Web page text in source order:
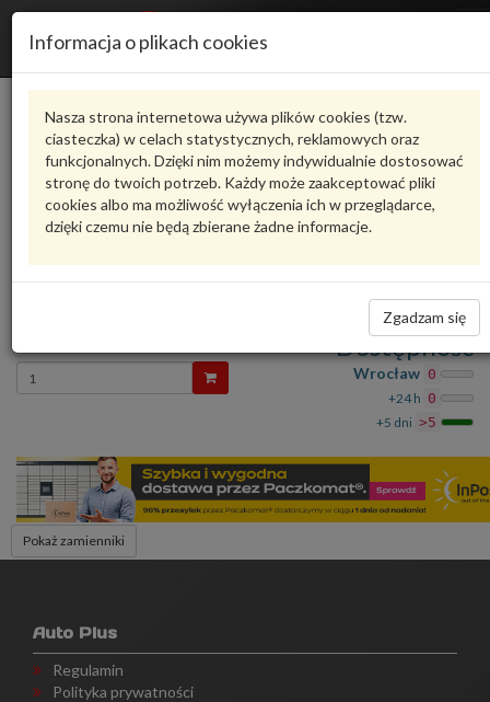
Informacja o plikach cookies
Nasza strona internetowa używa plików cookies (tzw.
ciasteczka) w celach statystycznych, reklamowych oraz
funkcjonalnych. Dzięki nim możemy indywidualnie dostosować
stronę do twoich potrzeb. Każdy może zaakceptować pliki
cookies albo ma możliwość wyłączenia ich w przeglądarce,
dzięki czemu nie będą zbierane żadne informacje.
Zgadzam się
Karta produktu
6R0941295VAG
VAG - produkt oryginalny VW AUDI SEAT SKODA
SIL.REGULA 6R0941295 VAG
Wprowadź
ilość
Dostępność
Wrocław 0
+24 h 0
+5 dni >5
Pokaż zamienniki
Auto Plus
Regulamin
Polityka prywatności